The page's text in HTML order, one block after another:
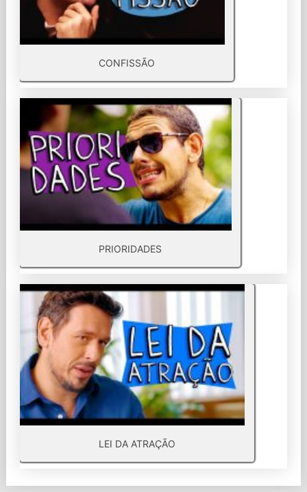
CONFISSÃO
PRIORIDADES
LEI DA ATRAÇÃO